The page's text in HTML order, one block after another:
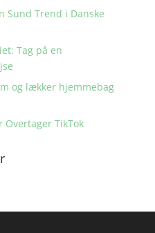
Sund Trend i Danske
Tag på en
og lækker hjemmebag
Overtager TikTok